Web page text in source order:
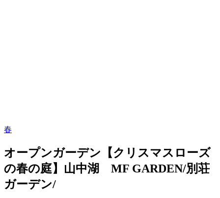
春
オープンガーデン【クリスマスローズ
の春の庭】山中湖 MF GARDEN/別荘
ガーデン/